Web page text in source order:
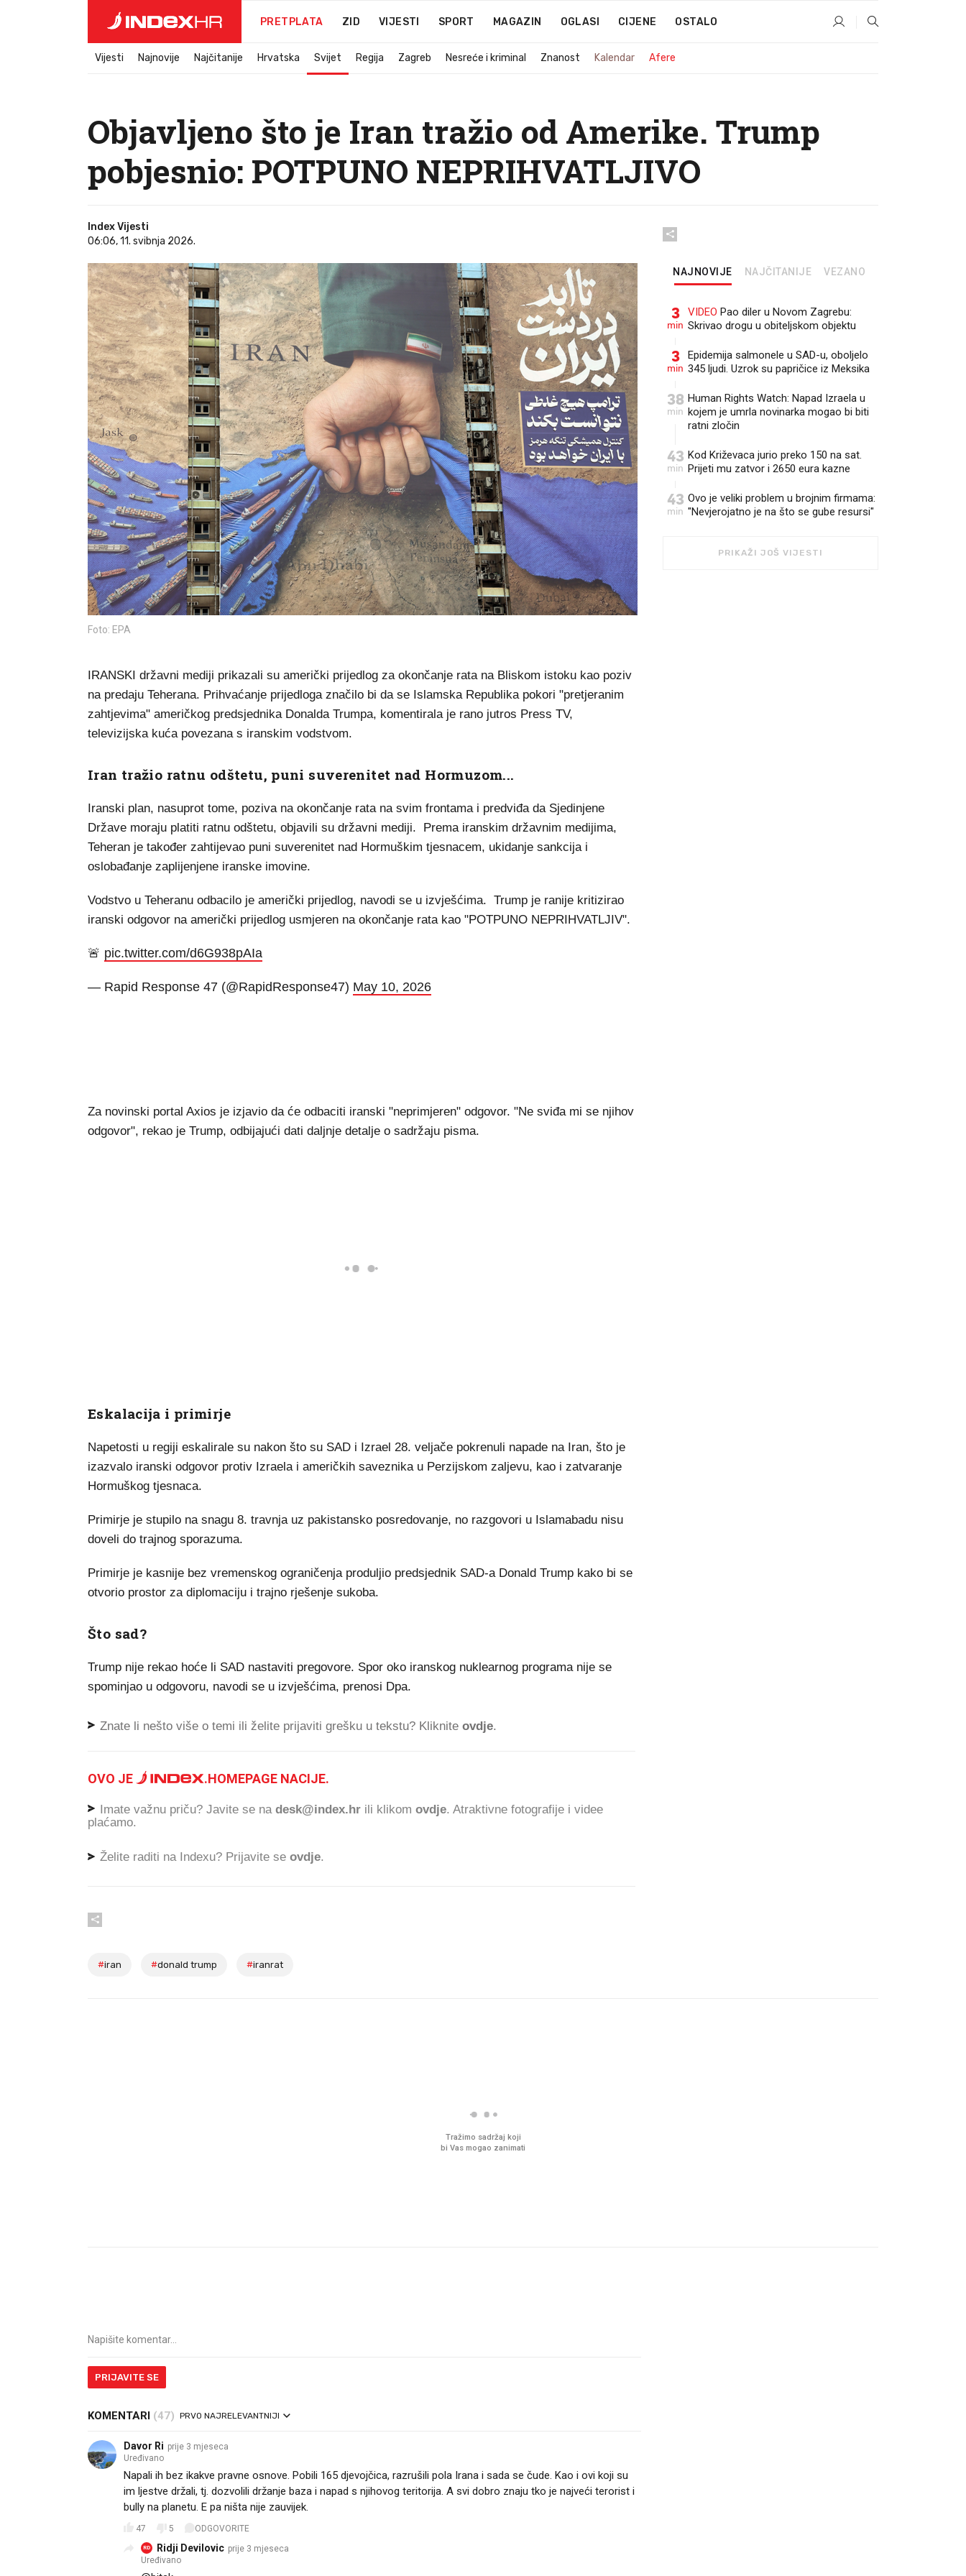
PRETPLATA ZID VIJESTI SPORT MAGAZIN OGLASI CIJENE OSTALO
Vijesti Najnovije Najčitanije Hrvatska Svijet Regija Zagreb Nesreće i kriminal Znanost Kalendar Afere
Objavljeno što je Iran tražio od Amerike. Trump
pobjesnio: POTPUNO NEPRIHVATLJIVO
Index Vijesti
06:06, 11. svibnja 2026.
Foto: EPA
IRANSKI državni mediji prikazali su američki prijedlog za okončanje rata na Bliskom istoku kao poziv
na predaju Teherana. Prihvaćanje prijedloga značilo bi da se Islamska Republika pokori "pretjeranim
zahtjevima" američkog predsjednika Donalda Trumpa, komentirala je rano jutros Press TV,
televizijska kuća povezana s iranskim vodstvom.
Iran tražio ratnu odštetu, puni suverenitet nad Hormuzom...
Iranski plan, nasuprot tome, poziva na okončanje rata na svim frontama i predviđa da Sjedinjene
Države moraju platiti ratnu odštetu, objavili su državni mediji. Prema iranskim državnim medijima,
Teheran je također zahtijevao puni suverenitet nad Hormuškim tjesnacem, ukidanje sankcija i
oslobađanje zaplijenjene iranske imovine.
Vodstvo u Teheranu odbacilo je američki prijedlog, navodi se u izvješćima. Trump je ranije kritizirao
iranski odgovor na američki prijedlog usmjeren na okončanje rata kao "POTPUNO NEPRIHVATLJIV".
🚨 pic.twitter.com/d6G938pAIa
— Rapid Response 47 (@RapidResponse47) May 10, 2026
Za novinski portal Axios je izjavio da će odbaciti iranski "neprimjeren" odgovor. "Ne sviđa mi se njihov
odgovor", rekao je Trump, odbijajući dati daljnje detalje o sadržaju pisma.
Eskalacija i primirje
Napetosti u regiji eskalirale su nakon što su SAD i Izrael 28. veljače pokrenuli napade na Iran, što je
izazvalo iranski odgovor protiv Izraela i američkih saveznika u Perzijskom zaljevu, kao i zatvaranje
Hormuškog tjesnaca.
Primirje je stupilo na snagu 8. travnja uz pakistansko posredovanje, no razgovori u Islamabadu nisu
doveli do trajnog sporazuma.
Primirje je kasnije bez vremenskog ograničenja produljio predsjednik SAD-a Donald Trump kako bi se
otvorio prostor za diplomaciju i trajno rješenje sukoba.
Što sad?
Trump nije rekao hoće li SAD nastaviti pregovore. Spor oko iranskog nuklearnog programa nije se
spominjao u odgovoru, navodi se u izvješćima, prenosi Dpa.
Znate li nešto više o temi ili želite prijaviti grešku u tekstu? Kliknite ovdje.
OVO JE .HOMEPAGE NACIJE.
Imate važnu priču? Javite se na desk@index.hr ili klikom ovdje. Atraktivne fotografije i videe
plaćamo.
Želite raditi na Indexu? Prijavite se ovdje.
#iran #donald trump #iranrat
NAJNOVIJE NAJČITANIJE VEZANO
3
min
VIDEO Pao diler u Novom Zagrebu:
Skrivao drogu u obiteljskom objektu
3
min
Epidemija salmonele u SAD-u, oboljelo
345 ljudi. Uzrok su papričice iz Meksika
38
min
Human Rights Watch: Napad Izraela u
kojem je umrla novinarka mogao bi biti
ratni zločin
43
min
Kod Križevaca jurio preko 150 na sat.
Prijeti mu zatvor i 2650 eura kazne
43
min
Ovo je veliki problem u brojnim firmama:
"Nevjerojatno je na što se gube resursi"
PRIKAŽI JOŠ VIJESTI
Tražimo sadržaj koji
bi Vas mogao zanimati
PRIJAVITE SE
KOMENTARI (47) PRVO NAJRELEVANTNIJI
Davor Ri prije 3 mjeseca
Uređivano
Napali ih bez ikakve pravne osnove. Pobili 165 djevojčica, razrušili pola Irana i sada se čude. Kao i ovi koji su
im ljestve držali, tj. dozvolili držanje baza i napad s njihovog teritorija. A svi dobro znaju tko je najveći terorist i
bully na planetu. E pa ništa nije zauvijek.
47 5 ODGOVORITE
RD Ridji Devilovic prije 3 mjeseca
Uređivano